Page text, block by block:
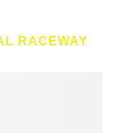
RACEWAY